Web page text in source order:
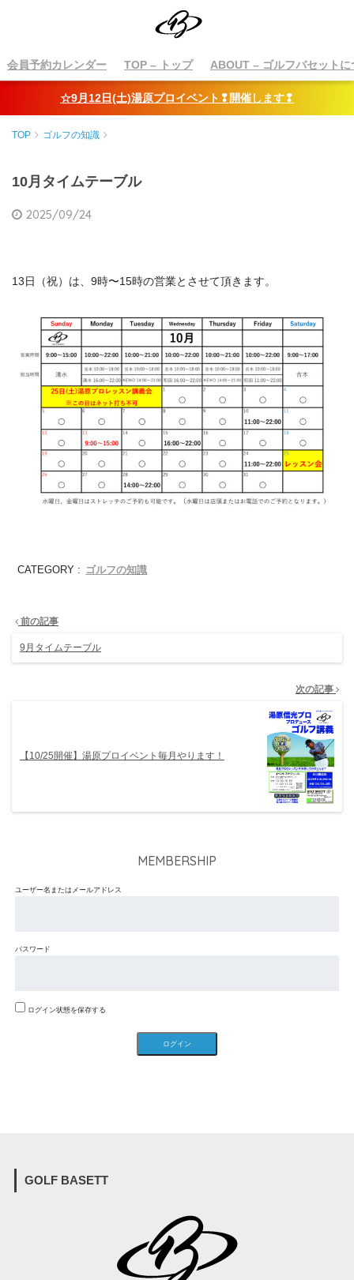
会員予約カレンダー TOP – トップ ABOUT – ゴルフバセットに
☆9月12日(土)湯原プロイベント❢開催します❢
TOP ゴルフの知識
10月タイムテーブル
2025/09/24
13日（祝）は、9時〜15時の営業とさせて頂きます。
CATEGORY : ゴルフの知識
前の記事
9月タイムテーブル
次の記事
【10/25開催】湯原プロイベント毎月やります！
MEMBERSHIP
ユーザー名またはメールアドレス
パスワード
ログイン状態を保存する
GOLF BASETT